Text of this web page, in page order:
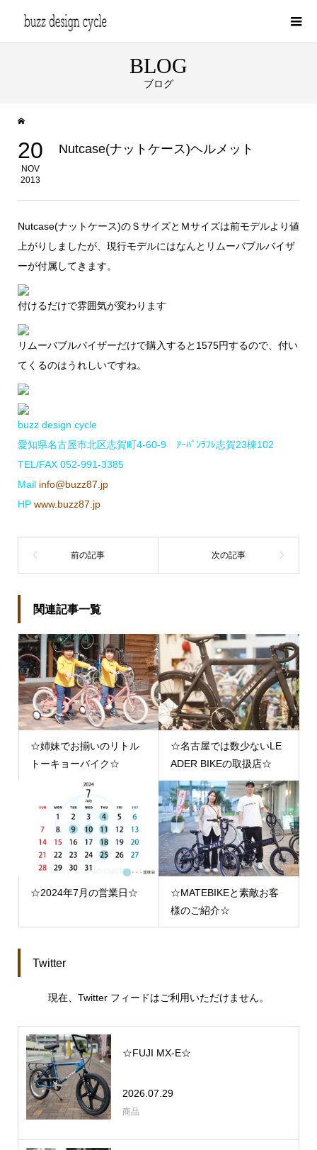
BLOG
ブログ
20
NOV
2013
Nutcase(ナットケース)ヘルメット
Nutcase(ナットケース)のＳサイズとＭサイズは前モデルより値
上がりしましたが、現行モデルにはなんとリムーバブルバイザ
ーが付属してきます。
付けるだけで雰囲気が変わります
リムーバブルバイザーだけで購入すると1575円するので、付い
てくるのはうれしいですね。
buzz design cycle
愛知県名古屋市北区志賀町4-60-9 ｱｰﾊﾞﾝﾗﾌﾚ志賀23棟102
TEL/FAX 052-991-3385
Mail info@buzz87.jp
HP www.buzz87.jp
関連記事一覧
☆姉妹でお揃いのリトル
トーキョーバイク☆
☆名古屋では数少ないLE
ADER BIKEの取扱店☆
☆2024年7月の営業日☆
☆MATEBIKEと素敵お客
様のご紹介☆
Twitter
現在、Twitter フィードはご利用いただけません。
☆FUJI MX-E☆
2026.07.29
商品